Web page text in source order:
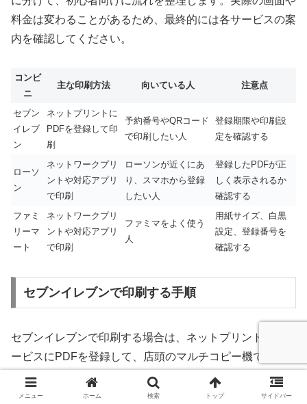
料金は変わることがあるため、最終的には各サービスの案
内を確認してください。
コンビ
ニ
主な印刷方法 向いている人 注意点
セブン
イレブ
ン
ネットプリントに
PDFを登録して印
刷
予約番号やQRコード
で印刷したい人
登録期限や印刷設
定を確認する
ローソ
ン
ネットワークプリ
ントや対応アプリ
で印刷
ローソンが近くにあ
り、スマホから登録
したい人
登録したPDFが正
しく表示されるか
確認する
ファミ
リーマ
ート
ネットワークプリ
ントや対応アプリ
で印刷
ファミマをよく使う
人
用紙サイズ、白黒
設定、登録番号を
確認する
セブンイレブンで印刷する手順
セブンイレブンで印刷する場合は、ネットプリント系のサ
ービスにPDFを登録して、店頭のマルチコピー機で印刷
する流れが使いやすいです。
メニュー ホーム 検索 トップ サイドバー